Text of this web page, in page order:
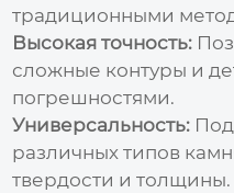
традиционными
Высокая точность:
сложные контуры и
погрешностями.
Универсальность:
различных типов
твердости и толщины.